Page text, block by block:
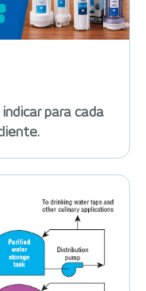
para cada